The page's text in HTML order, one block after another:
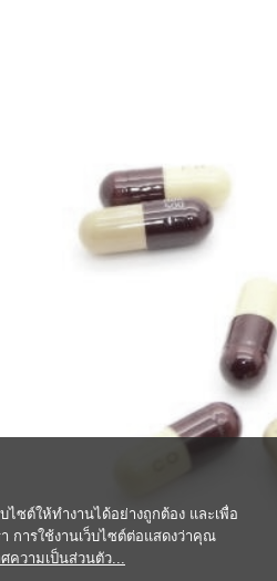
ไซต์ให้ทำงานได้อย่างถูกต้อง และเพื่อ
า การใช้งานเว็บไซต์ต่อแสดงว่าคุณ
ความเป็นส่วนตัว...